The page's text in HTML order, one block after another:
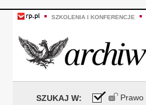
SZKOLENIA I KONFERENCJE
SZUKAJ W: Prawo